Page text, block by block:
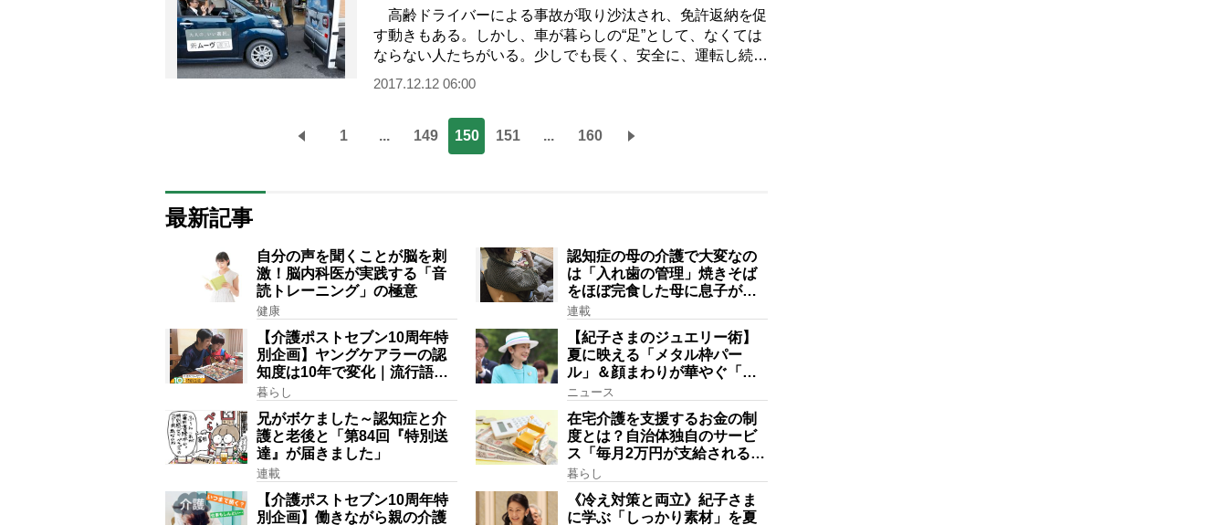
高齢ドライバーによる事故が取り沙汰され、免許返納を促
す動きもある。しかし、車が暮らしの“足”として、なくては
ならない人たちがいる。少しでも長く、安全に、運転し続け
るために──三重県伊賀市で開催された“健…
2017.12.12 06:00
1 ... 149 150 151 ... 160
最新記事
自分の声を聞くことが脳を刺
激！脳内科医が実践する「音
読トレーニング」の極意
健康
認知症の母の介護で大変なの
は「入れ歯の管理」焼きそば
をほぼ完食した母に息子が血
の気が引いた理由
連載
【介護ポストセブン10周年特
別企画】ヤングケアラーの認
知度は10年で変化｜流行語大
賞にノミネート、法律にも明
暮らし
【紀子さまのジュエリー術】
夏に映える「メタル枠パー
ル」＆顔まわりが華やぐ「揺
れる一粒」の使い分け方
ニュース
兄がボケました～認知症と介
護と老後と「第84回『特別送
達』が届きました」
連載
在宅介護を支援するお金の制
度とは？自治体独自のサービ
ス「毎月2万円が支給される」
ケースも【FP解説】
暮らし
【介護ポストセブン10周年特
別企画】働きながら親の介護
《冷え対策と両立》紀子さま
に学ぶ「しっかり素材」を夏